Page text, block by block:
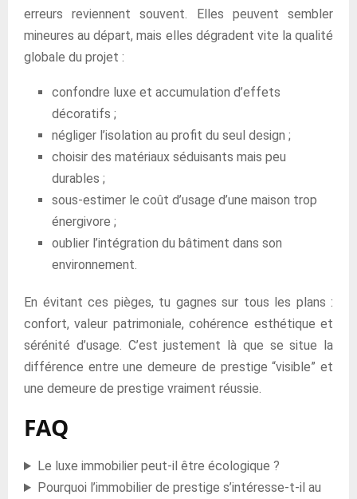
erreurs reviennent souvent. Elles peuvent sembler
mineures au départ, mais elles dégradent vite la qualité
globale du projet :
confondre luxe et accumulation d’effets
décoratifs ;
négliger l’isolation au profit du seul design ;
choisir des matériaux séduisants mais peu
durables ;
sous-estimer le coût d’usage d’une maison trop
énergivore ;
oublier l’intégration du bâtiment dans son
environnement.
En évitant ces pièges, tu gagnes sur tous les plans :
confort, valeur patrimoniale, cohérence esthétique et
sérénité d’usage. C’est justement là que se situe la
différence entre une demeure de prestige “visible” et
une demeure de prestige vraiment réussie.
FAQ
Le luxe immobilier peut-il être écologique ?
Pourquoi l’immobilier de prestige s’intéresse-t-il au